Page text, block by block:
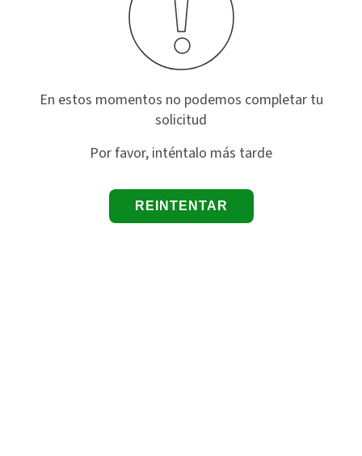
En estos momentos no podemos completar tu
solicitud
Por favor, inténtalo más tarde
REINTENTAR